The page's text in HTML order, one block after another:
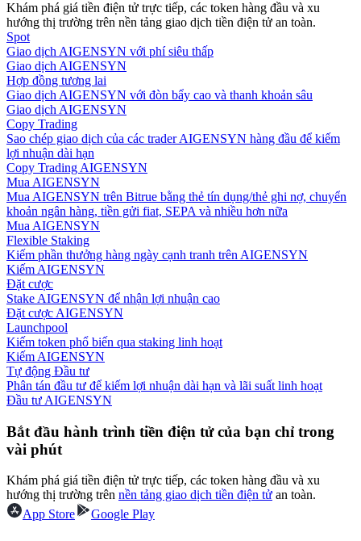
Hướng dẫn giao dịch Spot
Chiến lược giao dịch
Học cách duy trì lợi nhuận
Earn
Khám phá giá tiền điện tử trực tiếp, các token hàng đầu và xu
hướng thị trường trên nền tảng giao dịch tiền điện tử an toàn.
Spot
Giao dịch AIGENSYN với phí siêu thấp
Giao dịch AIGENSYN
Hợp đồng tương lai
Giao dịch AIGENSYN với đòn bẩy cao và thanh khoản sâu
Giao dịch AIGENSYN
Copy Trading
Sao chép giao dịch của các trader AIGENSYN hàng đầu để kiếm
lợi nhuận dài hạn
Copy Trading AIGENSYN
Mua AIGENSYN
Mua AIGENSYN trên Bitrue bằng thẻ tín dụng/thẻ ghi nợ, chuyển
khoản ngân hàng, tiền gửi fiat, SEPA và nhiều hơn nữa
Mua AIGENSYN
Flexible Staking
Kiếm phần thưởng hàng ngày cạnh tranh trên AIGENSYN
Kiếm AIGENSYN
Đặt cược
Stake AIGENSYN để nhận lợi nhuận cao
Đặt cược AIGENSYN
Launchpool
Kiếm token phổ biến qua staking linh hoạt
Kiếm AIGENSYN
Tự động Đầu tư
Phân tán đầu tư để kiếm lợi nhuận dài hạn và lãi suất linh hoạt
Đầu tư AIGENSYN
Bắt đầu hành trình tiền điện tử của bạn chỉ trong
vài phút
Khám phá giá tiền điện tử trực tiếp, các token hàng đầu và xu
hướng thị trường trên nền tảng giao dịch tiền điện tử an toàn.
App Store
Google Play